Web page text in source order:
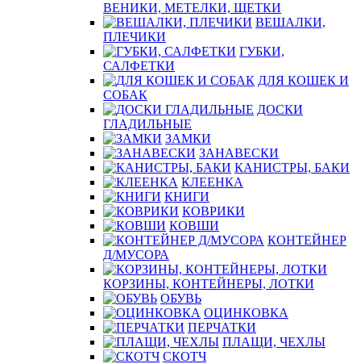
ВЕНИКИ, МЕТЕЛКИ, ЩЕТКИ
ВЕШАЛКИ,
ПЛЕЧИКИ
ГУБКИ,
САЛФЕТКИ
ДЛЯ КОШЕК И
СОБАК
ДОСКИ
ГЛАДИЛЬНЫЕ
ЗАМКИ
ЗАНАВЕСКИ
КАНИСТРЫ, БАКИ
КЛЕЕНКА
КНИГИ
КОВРИКИ
КОВШИ
КОНТЕЙНЕР
Д/МУСОРА
КОРЗИНЫ, КОНТЕЙНЕРЫ, ЛОТКИ
ОБУВЬ
ОЦИНКОВКА
ПЕРЧАТКИ
ПЛАЩИ, ЧЕХЛЫ
СКОТЧ